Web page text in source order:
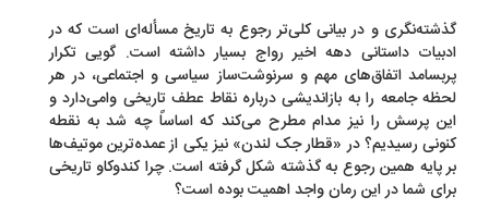
و در بیانی کلی‌تر رجوع به تاریخ مسأله‌ای است که در
داستانی دهه‌ اخیر رواج بسیار داشته است. گویی تکرار
اتفاق‌های مهم و سرنوشت‌ساز سیاسی و اجتماعی، در هر
جامعه را به بازاندیشی درباره‌ نقاط عطف تاریخی وامی‌دارد و
پرسش را نیز مدام مطرح می‌کند که اساساً چه شد به نقطه‌
رسیدیم؟ در «قطار جک لندن» نیز یکی از عمده‌ترین موتیف‌ها
پایه‌ همین رجوع به گذشته شکل گرفته است. چرا کندوکاو تاریخی
شما در این رمان واجد اهمیت بوده است؟